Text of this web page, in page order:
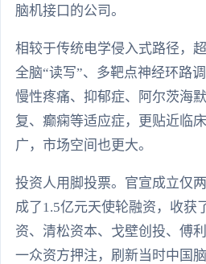
脑机接口的公司。
相较于传统电学侵入式路径，
全脑“读写”、多靶点神经环路
慢性疼痛、抑郁症、阿尔茨海
复、癫痫等适应症，更贴近临
广，市场空间也更大。
投资人用脚投票。官宣成立仅
成了1.5亿元天使轮融资，收获
资、清松资本、戈壁创投、傅
一众资方押注，刷新当时中国